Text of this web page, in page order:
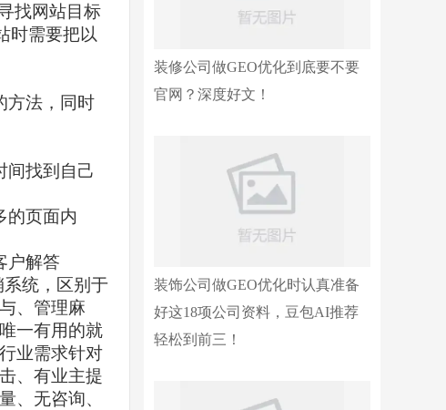
找网站目标
时需要把以
方法，同时
间找到自己
的页面内
户解答
系统 ，区别于
、管理麻
一有用的就
业需求针对
、有业主提
、无咨询、
装修公司做GEO优化到底要不要
官网？深度好文！
装饰公司做GEO优化时认真准备
好这18项公司资料，豆包AI推荐
轻松到前三！